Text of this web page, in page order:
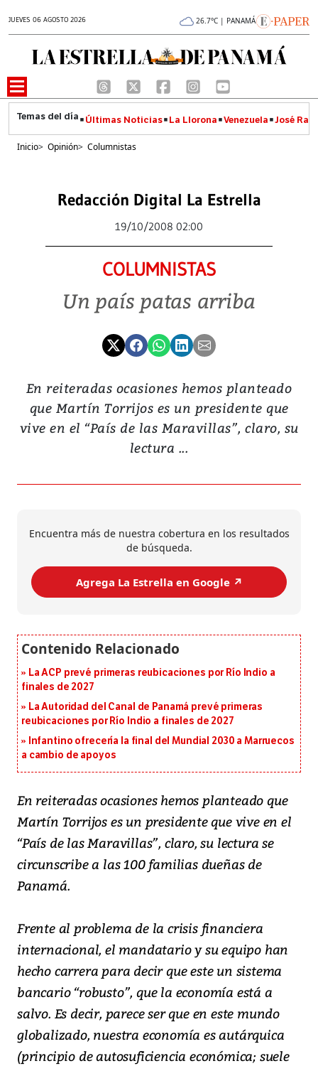
JUEVES 06 AGOSTO 2026 26.7°C | PANAMÁ
Últimas Noticias La Llorona Venezuela José
Inicio> Opinión> Columnistas
Redacción Digital La Estrella
19/10/2008 02:00
COLUMNISTAS
Un país patas arriba
En reiteradas ocasiones hemos planteado
que Martín Torrijos es un presidente que
vive en el “País de las Maravillas”, claro, su
lectura ...
Encuentra más de nuestra cobertura en los resultados
de búsqueda.
Agrega La Estrella en Google ↗️
La ACP prevé primeras reubicaciones por Río Indio a
finales de 2027
La Autoridad del Canal de Panamá prevé primeras
reubicaciones por Río Indio a finales de 2027
Infantino ofrecería la final del Mundial 2030 a Marruecos
a cambio de apoyos
En reiteradas ocasiones hemos planteado que
Martín Torrijos es un presidente que vive en el
“País de las Maravillas”, claro, su lectura se
circunscribe a las 100 familias dueñas de
Panamá.
Frente al problema de la crisis financiera
internacional, el mandatario y su equipo han
hecho carrera para decir que este un sistema
bancario “robusto”, que la economía está a
salvo. Es decir, parece ser que en este mundo
globalizado, nuestra economía es autárquica
(principio de autosuficiencia económica; suele